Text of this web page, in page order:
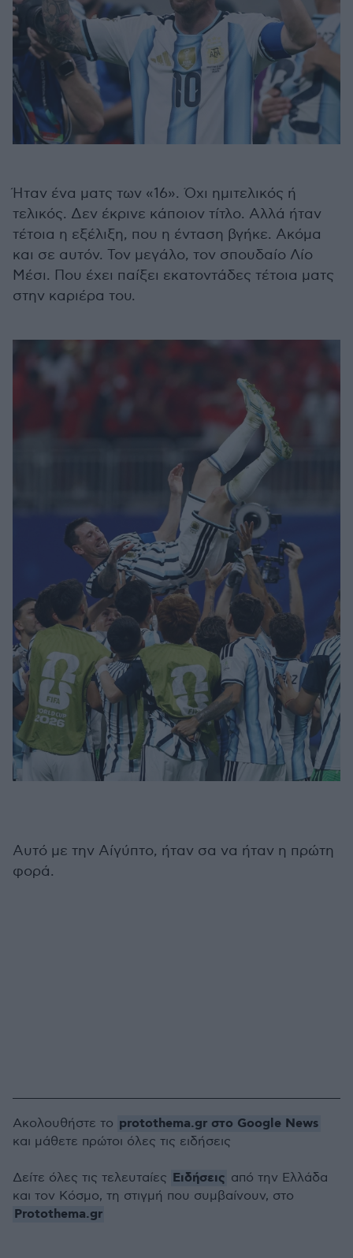
Ήταν ένα ματς των «16». Όχι ημιτελικός ή
τελικός. Δεν έκρινε κάποιον τίτλο. Αλλά ήταν
τέτοια η εξέλιξη, που η ένταση βγήκε. Ακόμα
και σε αυτόν. Τον μεγάλο, τον σπουδαίο Λίο
Μέσι. Που έχει παίξει εκατοντάδες τέτοια ματς
στην καριέρα του.
Αυτό με την Αίγύπτο, ήταν σα να ήταν η πρώτη
φορά.
Ακολουθήστε το protothema.gr στο Google News
και μάθετε πρώτοι όλες τις ειδήσεις
Δείτε όλες τις τελευταίες Ειδήσεις από την Ελλάδα
και τον Κόσμο, τη στιγμή που συμβαίνουν, στο
Protothema.gr